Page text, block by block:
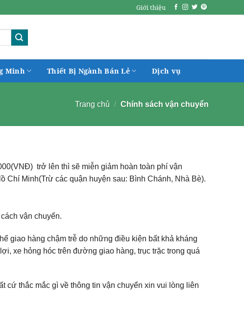
Giới thiệu
Minh Thiết Bị Ngành Bán Lẻ Dịch vụ
Trang chủ / Chính sách vận chuyển
trở lên thì sẽ miễn giảm hoàn toàn phí vận
Chí Minh(Trừ các quận huyện sau: Bình Chánh, Nhà Bè).
vận chuyển.
giao hàng chậm trễ do những điều kiện bất khả kháng
xe hỏng hóc trên đường giao hàng, trục trặc trong quá
cứ thắc mắc gì về thông tin vận chuyển xin vui lòng liên